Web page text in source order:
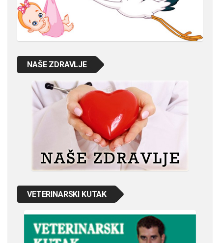
NAŠE ZDRAVLJE
VETERINARSKI KUTAK